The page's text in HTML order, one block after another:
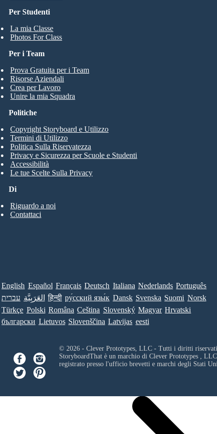
Per Studenti
La mia Classe
Photos For Class
Per i Team
Prova Gratuita per i Team
Risorse Aziendali
Crea per Lavoro
Unire la mia Squadra
Di
Riguardo a noi
Contattaci
Politiche
Copyright Storyboard e Utilizzo
Termini di Utilizzo
Politica Sulla Riservatezza
Privacy e Sicurezza per Scuole e Studenti
Accessibilità
Le tue Scelte Sulla Privacy
English Español Français Deutsch Italiana Nederlands Português
עברית العَرَبِيَّة हिन्दी ру́сский язы́к Dansk Svenska Suomi Norsk
Türkçe Polski Româna Ceština Slovenský Magyar Hrvatski
български Lietuvos Slovenščina Latvijas eesti
© 2026 - Clever Prototypes, LLC - Tutti i diritti
StoryboardThat è un marchio di Clever Prototypes , LLC
registrato presso l'ufficio brevetti e marchi degli Stati